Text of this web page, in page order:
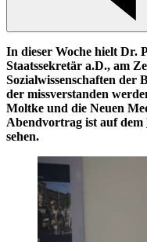
In dieser Woche hielt Dr.
Staatssekretär a.D., am
Sozialwissenschaften der
der missverstanden
Moltke und die Neuen
Abendvortrag ist auf dem
sehen.